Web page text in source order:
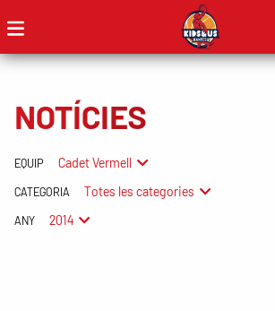
NOTÍCIES
EQUIP Cadet Vermell
CATEGORIA Totes les categories
ANY 2014